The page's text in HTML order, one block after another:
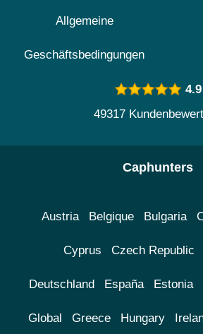
Allgemeine
Geschäftsbedingungen
4.9
49317
Caphunters
Austria Belgique Bulgaria
Cyprus Czech Republic
Deutschland España Estonia
Global Greece Hungary